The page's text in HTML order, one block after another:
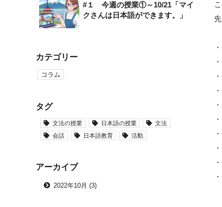
#１ 今週の授業①～10/21「マイ
クさんは日本語ができます。」
カテゴリー
コラム
タグ
文法の授業 日本語の授業
文法
会話
日本語教育 活動
アーカイブ
2022年10月 (3)